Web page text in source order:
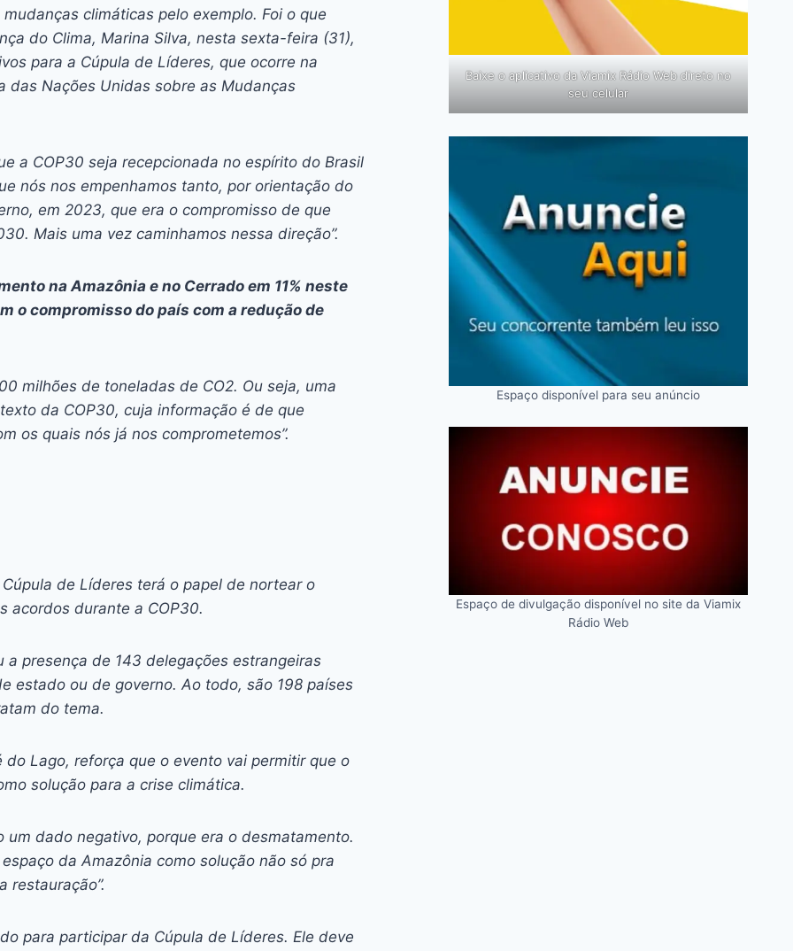
p
y
Li
n
climáticas pelo exemplo. Foi o que
do Clima, Marina Silva, nesta sexta-feira (31),
para a Cúpula de Líderes, que ocorre na
das Nações Unidas sobre as Mudanças
a COP30 seja recepcionada no espírito do Brasil
nós nos empenhamos tanto, por orientação do
em 2023, que era o compromisso de que
Mais uma vez caminhamos nessa direção”.
na Amazônia e no Cerrado em 11% neste
o compromisso do país com a redução de
milhões de toneladas de CO2. Ou seja, uma
da COP30, cuja informação é de que
os quais nós já nos comprometemos”.
de Líderes terá o papel de nortear o
acordos durante a COP30.
a presença de 143 delegações estrangeiras
estado ou de governo. Ao todo, são 198 países
do tema.
Lago, reforça que o evento vai permitir que o
solução para a crise climática.
um dado negativo, porque era o desmatamento.
da Amazônia como solução não só pra
restauração”.
para participar da Cúpula de Líderes. Ele deve
Baixe o aplicativo da Viamix Rádio Web direto no
seu celular
Espaço disponível para seu anúncio
Espaço de divulgação disponível no site da Viamix
Rádio Web